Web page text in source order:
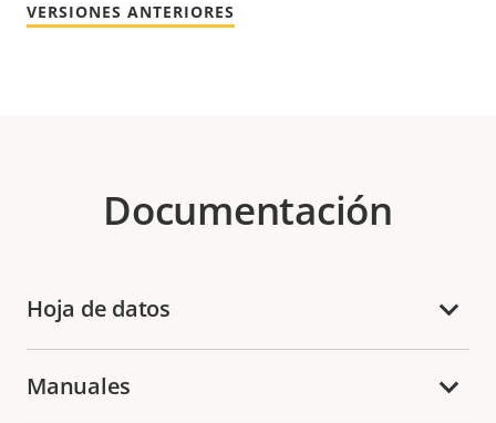
VERSIONES ANTERIORES
Documentación
Hoja de datos
Manuales